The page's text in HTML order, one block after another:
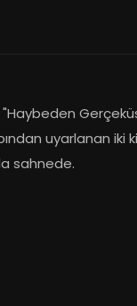
"Haybeden
uyarlanan iki
sahnede.